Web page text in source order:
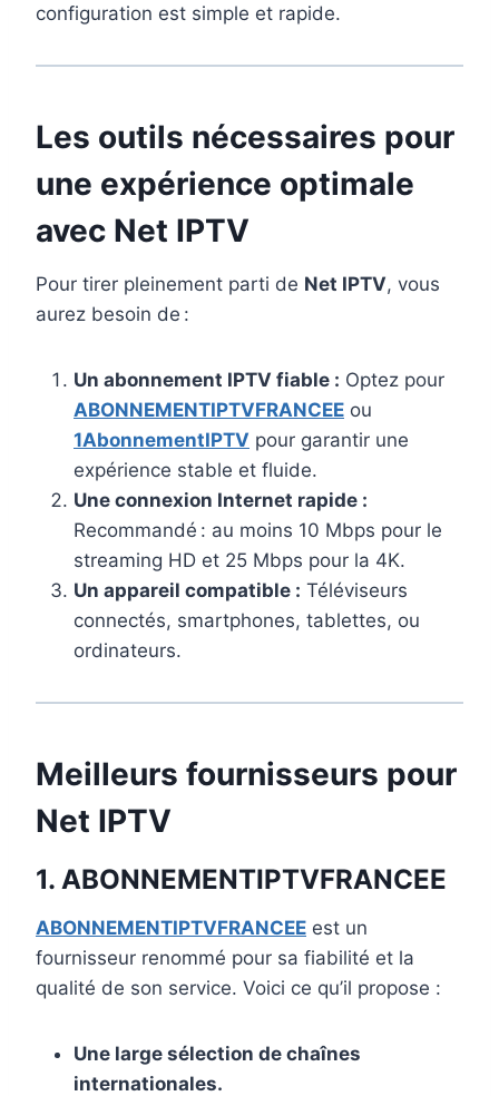
configuration est simple et rapide.
Les outils nécessaires pour
une expérience optimale
avec Net IPTV
Pour tirer pleinement parti de Net IPTV, vous
aurez besoin de :
Un abonnement IPTV fiable : Optez pour
ABONNEMENTIPTVFRANCEE ou
1AbonnementIPTV pour garantir une
expérience stable et fluide.
Une connexion Internet rapide :
Recommandé : au moins 10 Mbps pour le
streaming HD et 25 Mbps pour la 4K.
Un appareil compatible : Téléviseurs
connectés, smartphones, tablettes, ou
ordinateurs.
Meilleurs fournisseurs pour
Net IPTV
1. ABONNEMENTIPTVFRANCEE
ABONNEMENTIPTVFRANCEE est un
fournisseur renommé pour sa fiabilité et la
qualité de son service. Voici ce qu’il propose :
Une large sélection de chaînes
internationales.